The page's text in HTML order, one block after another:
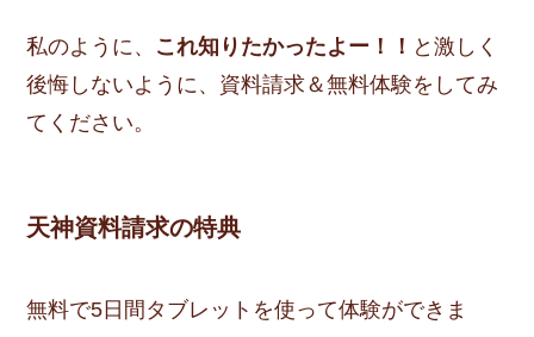
私のように、 これ知りたかったよー！！ と激しく
後悔しないように、資料請求＆無料体験をしてみ
てください。
天神資料請求の特典
無料で5日間タブレットを使って体験ができま